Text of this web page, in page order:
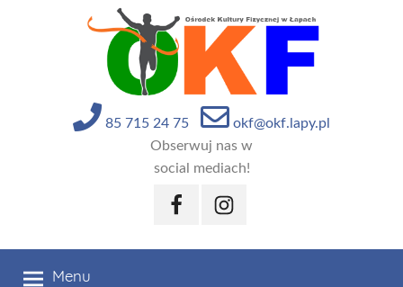
85 715 24 75
okf@okf.lapy.pl
Obserwuj nas w
social mediach!
FacebookInstagram
Menu